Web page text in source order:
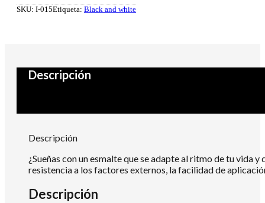
Prosperity
SKU: I-015Etiqueta: Black and white
Descripción
Descripción
¿Sueñas con un esmalte que se adapte al ritmo de tu vida
resistencia a los factores externos, la facilidad de
Descripción